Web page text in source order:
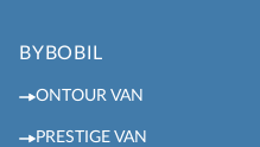
BYBOBIL
ONTOUR VAN
PRESTIGE VAN